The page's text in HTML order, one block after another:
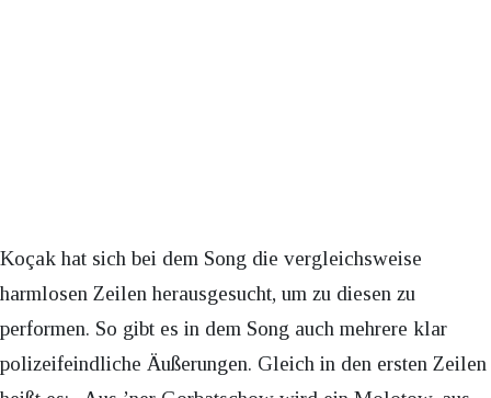
Koçak hat sich bei dem Song die vergleichsweise
harmlosen Zeilen herausgesucht, um zu diesen zu
performen. So gibt es in dem Song auch mehrere klar
polizeifeindliche Äußerungen. Gleich in den ersten Zeilen